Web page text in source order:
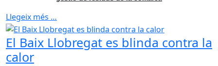
Llegeix més …
El Baix Llobregat es blinda contra la
calor